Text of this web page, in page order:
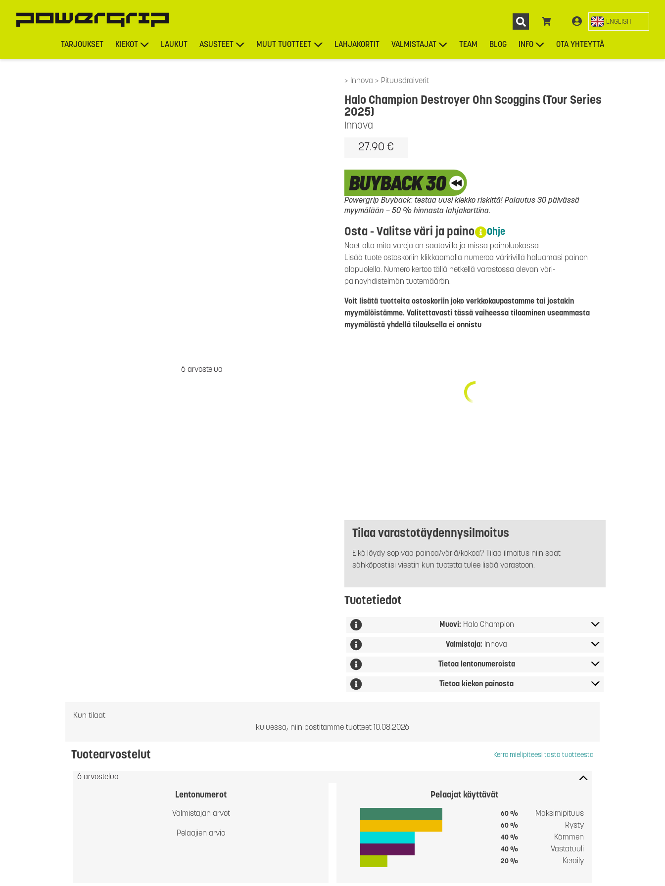
ENGLISH
TARJOUKSET KIEKOT LAUKUT ASUSTEET MUUT TUOTTEET LAHJAKORTIT VALMISTAJAT TEAM BLOG INFO OTA YHTEYTTÄ
Innova Pituusdraiverit
6 arvostelua
Innova
Halo Champion Destroyer Ohn Scoggins (Tour Series
2025)
27.90 €
Powergrip Buyback: testaa uusi kiekko riskittä! Palautus 30 päivässä
myymälään – 50 % hinnasta lahjakorttina.
Osta - Valitse väri ja paino Ohje
Näet alta mitä värejä on saatavilla ja missä painoluokassa
Lisää tuote ostoskoriin klikkaamalla numeroa väririvillä haluamasi painon
alapuolella. Numero kertoo tällä hetkellä varastossa olevan väri-
painoyhdistelmän tuotemäärän.
Voit lisätä tuotteita ostoskoriin joko verkkokaupastamme tai jostakin
myymälöistämme. Valitettavasti tässä vaiheessa tilaaminen useammasta
myymälästä yhdellä tilauksella ei onnistu
Tilaa varastotäydennysilmoitus
Eikö löydy sopivaa painoa/väriä/kokoa? Tilaa ilmoitus niin saat
sähköpostiisi viestin kun tuotetta tulee lisää varastoon.
Tuotetiedot
Muovi: Halo Champion
Valmistaja: Innova
Tietoa lentonumeroista
Tietoa kiekon painosta
Kun tilaat
kuluessa, niin postitamme tuotteet 10.08.2026
Tuotearvostelut Kerro mielipiteesi tästä tuotteesta
6 arvostelua
Lentonumerot
Valmistajan arvot
Pelaajien arvio
Pelaajat käyttävät
60 % Maksimipituus
60 % Rysty
40 % Kämmen
40 % Vastatuuli
20 % Keräily